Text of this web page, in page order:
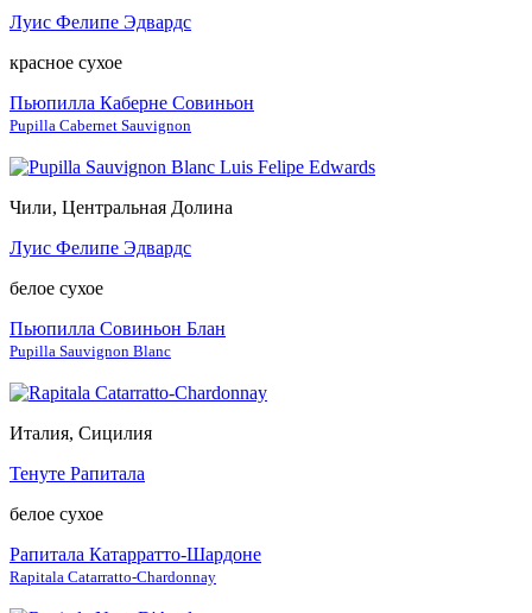
Луис Фелипе Эдвардс
красное сухое
Пьюпилла Каберне Совиньон
Pupilla Cabernet Sauvignon
Чили, Центральная Долина
Луис Фелипе Эдвардс
белое сухое
Пьюпилла Совиньон Блан
Pupilla Sauvignon Blanc
Италия, Сицилия
Тенуте Рапитала
белое сухое
Рапитала Катарратто-Шардоне
Rapitala Catarratto-Chardonnay